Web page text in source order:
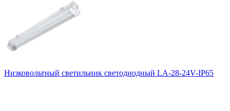
Низковольтный светильник светодиодный LA-28-24V-IP65